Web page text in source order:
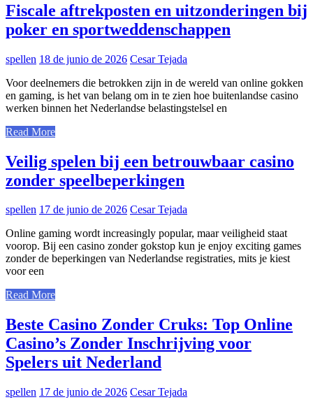
Fiscale aftrekposten en uitzonderingen bij
poker en sportweddenschappen
spellen 18 de junio de 2026 Cesar Tejada
Voor deelnemers die betrokken zijn in de wereld van online gokken
en gaming, is het van belang om in te zien hoe buitenlandse casino
werken binnen het Nederlandse belastingstelsel en
Read More
Veilig spelen bij een betrouwbaar casino
zonder speelbeperkingen
spellen 17 de junio de 2026 Cesar Tejada
Online gaming wordt increasingly popular, maar veiligheid staat
voorop. Bij een casino zonder gokstop kun je enjoy exciting games
zonder de beperkingen van Nederlandse registraties, mits je kiest
voor een
Read More
Beste Casino Zonder Cruks: Top Online
Casino’s Zonder Inschrijving voor
Spelers uit Nederland
spellen 17 de junio de 2026 Cesar Tejada